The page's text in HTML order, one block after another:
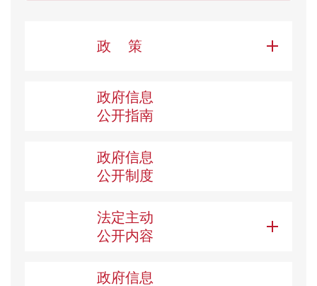
政 策
政府信息
公开指南
政府信息
公开制度
法定主动
公开内容
政府信息